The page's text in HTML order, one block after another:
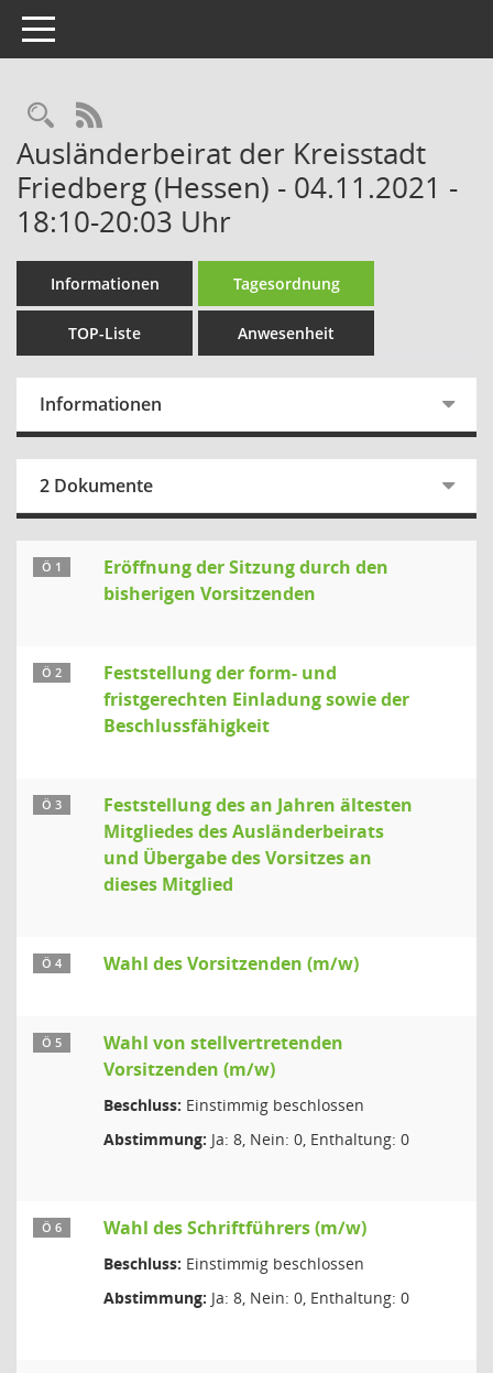
Toggle navigation
Rechercheauswahl
RSS-Feed
Ausländerbeirat der Kreisstadt
Friedberg (Hessen) - 04.11.2021 -
18:10-20:03 Uhr
Informationen Tagesordnung
TOP-Liste Anwesenheit
Informationen
2 Dokumente
Ö 1
Eröffnung der Sitzung durch den
bisherigen Vorsitzenden
Ö 2
Feststellung der form- und
fristgerechten Einladung sowie der
Beschlussfähigkeit
Ö 3
Feststellung des an Jahren ältesten
Mitgliedes des Ausländerbeirats
und Übergabe des Vorsitzes an
dieses Mitglied
Ö 4 Wahl des Vorsitzenden (m/w)
Ö 5
Wahl von stellvertretenden
Vorsitzenden (m/w)
Beschluss: Einstimmig beschlossen
Abstimmung: Ja: 8, Nein: 0, Enthaltung: 0
Ö 6 Wahl des Schriftführers (m/w)
Beschluss: Einstimmig beschlossen
Abstimmung: Ja: 8, Nein: 0, Enthaltung: 0